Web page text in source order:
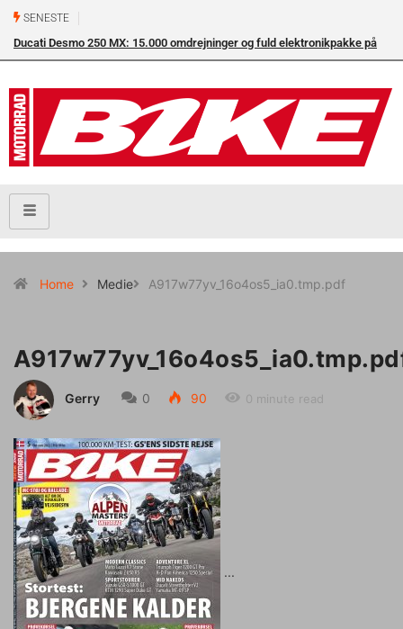
SENESTE
Ducati Desmo 250 MX: 15.000 omdrejninger og fuld elektronikpakke på
Home Medie A917w77yv_16o4os5_ia0.tmp.pdf
Gerry 0 90 0 minute read